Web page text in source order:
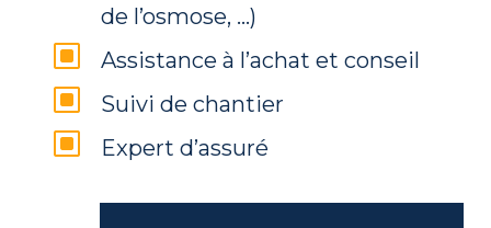
de l’osmose, …)
W Assistance à l’achat et conseil
W Suivi de chantier
W Expert d’assuré